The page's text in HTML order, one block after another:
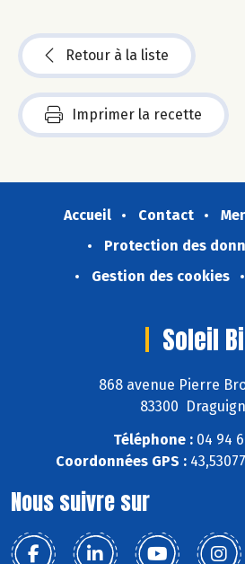
Retour à la liste
Imprimer la recette
Accueil Contact
Protection des
Gestion des cookies
Soleil
868 avenue Pierre
83300
Téléphone :04 94
Coordonnées GPS :
Nous suivre sur